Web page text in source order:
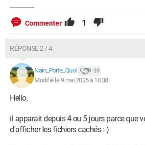
Commenter 1
RÉPONSE 2 / 4
Nain_Porte_Quoi 39
Modifié le 9 mai 2025 à 18:38
Hello,
il apparait depuis 4 ou 5 jours parce que
d'afficher les fichiers cachés :-)